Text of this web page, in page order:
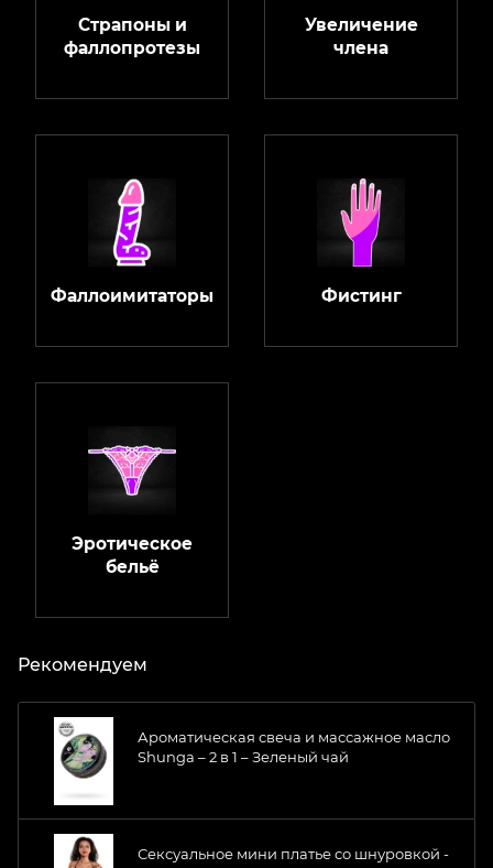
Страпоны и
фаллопротезы
Увеличение
члена
Фаллоимитаторы Фистинг
Эротическое
бельё
Рекомендуем
Ароматическая свеча и массажное масло
Shunga – 2 в 1 – Зеленый чай
Сексуальное мини платье со шнуровкой -